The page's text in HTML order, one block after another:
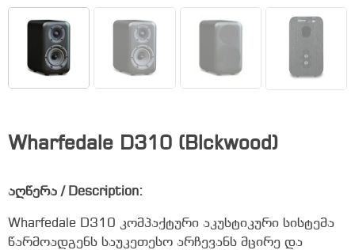
Wharfedale D310 (Blckwood)
აღწერა / Description:
Wharfedale D310 კომპაქტური აკუსტიკური სისტემა
წარმოადგენს საუკეთესო არჩევანს მცირე და